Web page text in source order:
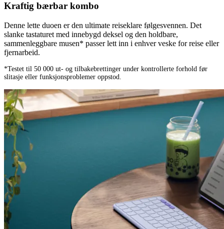
Kraftig bærbar kombo
Denne lette duoen er den ultimate reiseklare følgesvennen. Det
slanke tastaturet med innebygd deksel og den holdbare,
sammenleggbare musen* passer lett inn i enhver veske for reise eller
fjernarbeid.
*Testet til 50 000 ut- og tilbakebrettinger under kontrollerte forhold før
slitasje eller funksjonsproblemer oppstod.